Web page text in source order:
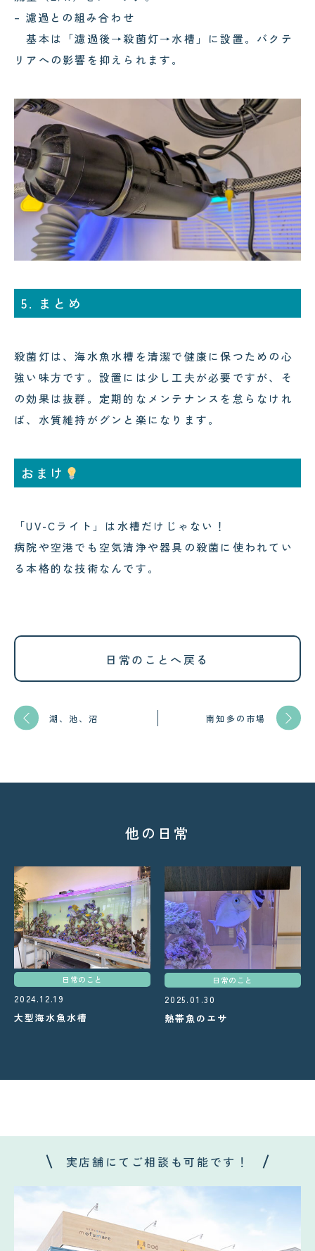
– 濾過との組み合わせ
基本は「濾過後→殺菌灯→水槽」に設置。バクテ
リアへの影響を抑えられます。
5. まとめ
殺菌灯は、海水魚水槽を清潔で健康に保つための心
強い味方です。設置には少し工夫が必要ですが、そ
の効果は抜群。定期的なメンテナンスを怠らなけれ
ば、水質維持がグンと楽になります。
おまけ
「UV-Cライト」は水槽だけじゃない！
病院や空港でも空気清浄や器具の殺菌に使われてい
る本格的な技術なんです。
日常のことへ戻る
湖、池、沼 南知多の市場
他の日常
日常のこと
2024.12.19
大型海水魚水槽
日常のこと
2025.01.30
熱帯魚のエサ
実店舗にてご相談も可能です！